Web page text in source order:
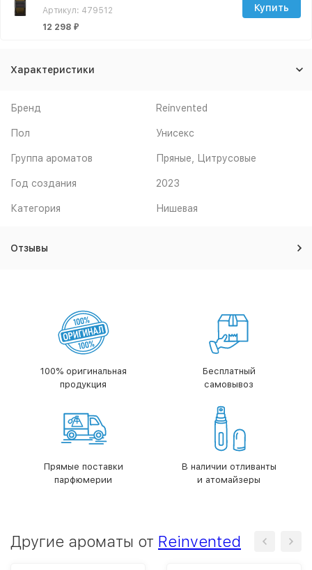
Артикул: 479512
12 298 ₽
Купить
Характеристики
Бренд Reinvented
Пол Унисекс
Группа ароматов Пряные, Цитрусовые
Год создания 2023
Категория Нишевая
Отзывы
100% оригинальная
продукция
Бесплатный
самовывоз
Прямые поставки
парфюмерии
В наличии отливанты
и атомайзеры
Другие ароматы от Reinvented